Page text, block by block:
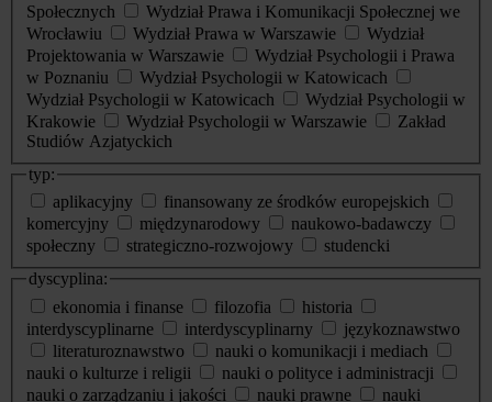
Społecznych
Wydział Prawa i Komunikacji Społecznej we
Wrocławiu
Wydział Prawa w Warszawie
Wydział
Projektowania w Warszawie
Wydział Psychologii i Prawa
w Poznaniu
Wydział Psychologii w Katowicach
Wydział Psychologii w Katowicach
Wydział Psychologii w
Krakowie
Wydział Psychologii w Warszawie
Zakład
Studiów Azjatyckich
typ:
aplikacyjny
finansowany ze środków europejskich
komercyjny
międzynarodowy
naukowo-badawczy
społeczny
strategiczno-rozwojowy
studencki
dyscyplina:
ekonomia i finanse
filozofia
historia
interdyscyplinarne
interdyscyplinarny
językoznawstwo
literaturoznawstwo
nauki o komunikacji i mediach
nauki o kulturze i religii
nauki o polityce i administracji
nauki o zarządzaniu i jakości
nauki prawne
nauki